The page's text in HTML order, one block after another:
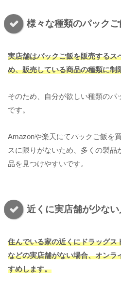
様々な種類のパック
実店舗はパックご飯を販売するス
め、販売している商品の種類に制
そのため、自分が欲しい種類のパ
です。
Amazonや楽天にてパックご飯を
スに限りがないため、多くの製品
品を見つけやすいです。
近くに実店舗が少ない
住んでいる家の近くにドラッグス
などの実店舗がない場合、オンラ
すめします。